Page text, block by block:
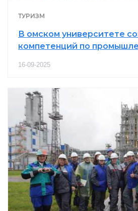
ТУРИЗМ
В омском университете
компетенций по
16-09-2025